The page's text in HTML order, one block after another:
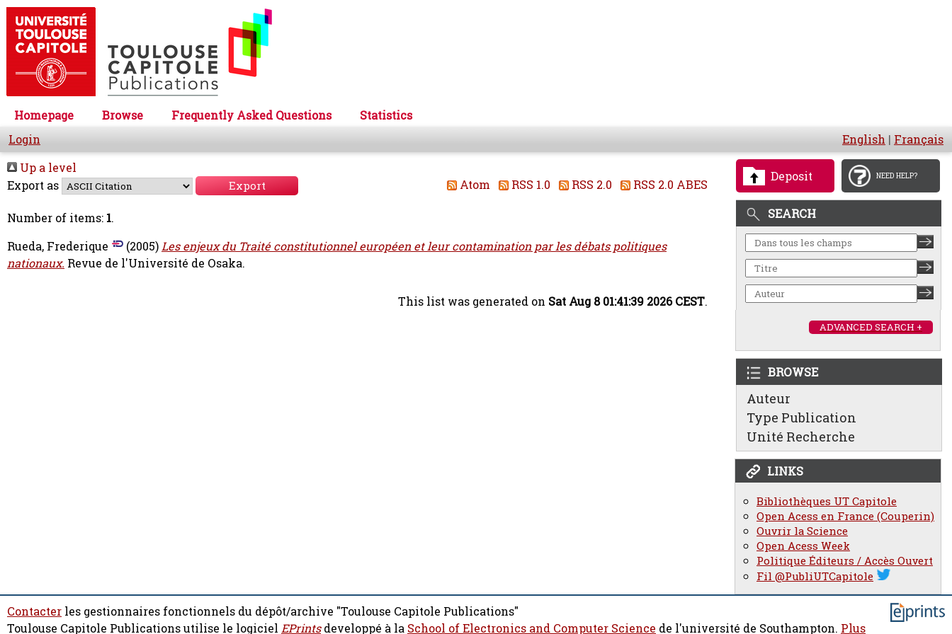
Homepage Browse Frequently Asked Questions
Statistics
Login
English | Français
Deposit NEED HELP?
SEARCH
ADVANCED SEARCH +
BROWSE
Auteur
Type Publication
Unité Recherche
LINKS
Bibliothèques UT Capitole
Open Acess en France (Couperin)
Ouvrir la Science
Open Acess Week
Politique Éditeurs / Accès Ouvert
Fil @PubliUTCapitole
Up a level
Export as
Atom RSS 1.0 RSS 2.0 RSS 2.0 ABES
Number of items: 1.
Rueda, Frederique
(2005)Les enjeux du Traité constitutionnel européen et leur contamination par les débats politiques
nationaux. Revue de l'Université de Osaka.
This list was generated on Sat Aug 8 01:41:39 2026 CEST.
Contacter les gestionnaires fonctionnels du dépôt/archive "Toulouse Capitole Publications"
Toulouse Capitole Publications utilise le logiciel EPrintsdeveloppé à la School of Electronics and Computer Science de l'université de Southampton. Plus